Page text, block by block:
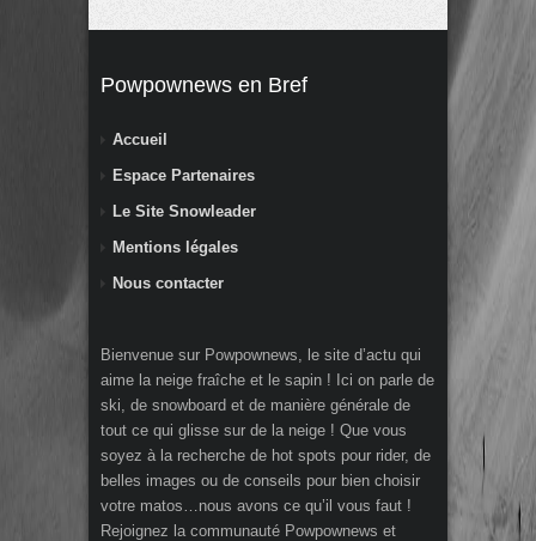
Powpownews en Bref
Accueil
Espace Partenaires
Le Site Snowleader
Mentions légales
Nous contacter
Bienvenue sur Powpownews, le site d’actu qui
aime la neige fraîche et le sapin ! Ici on parle de
ski, de snowboard et de manière générale de
tout ce qui glisse sur de la neige ! Que vous
soyez à la recherche de hot spots pour rider, de
belles images ou de conseils pour bien choisir
votre matos…nous avons ce qu’il vous faut !
Rejoignez la communauté Powpownews et